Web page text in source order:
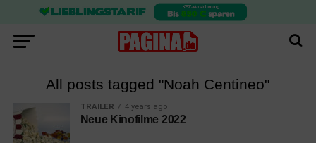
All posts tagged "Noah Centineo"
TRAILER 4 years ago
Neue Kinofilme 2022